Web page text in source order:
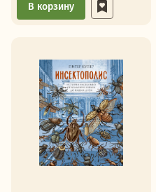
В корзину